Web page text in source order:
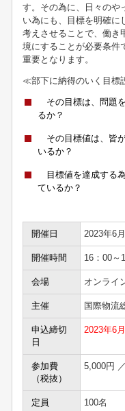
す。その為に、日々のや
い為にも、目標を明確に
考えさせることで、働き
境にすることが必要条件
重要となります。
≪部下に納得のいく目標
その目標は、問題
るか？
その目標値は、皆
いるか？
目標値を達成する
ているか？
開催日 2023年6
開催時間 16：00～
会場 オンライ
主催 国際物流
申込締切
日
2023年6
参加費
（税抜）
5,000円
定員 100名